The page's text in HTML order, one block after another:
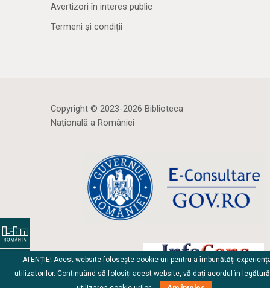
Avertizori în interes public
Termeni și condiții
Copyright © 2023-2026 Biblioteca
Naţională a României
ATENȚIE! Acest website folosește cookie-uri pentru a îmbunătăți
utilizatorilor. Continuând să folosiți acest website, vă dați acordul în